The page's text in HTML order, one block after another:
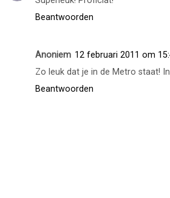
Heel erg leuk. Gefeliciteerd
Liefs, xxx
Imelda
12 februari 2011 om 12:48
Superleuk! Proficiat!